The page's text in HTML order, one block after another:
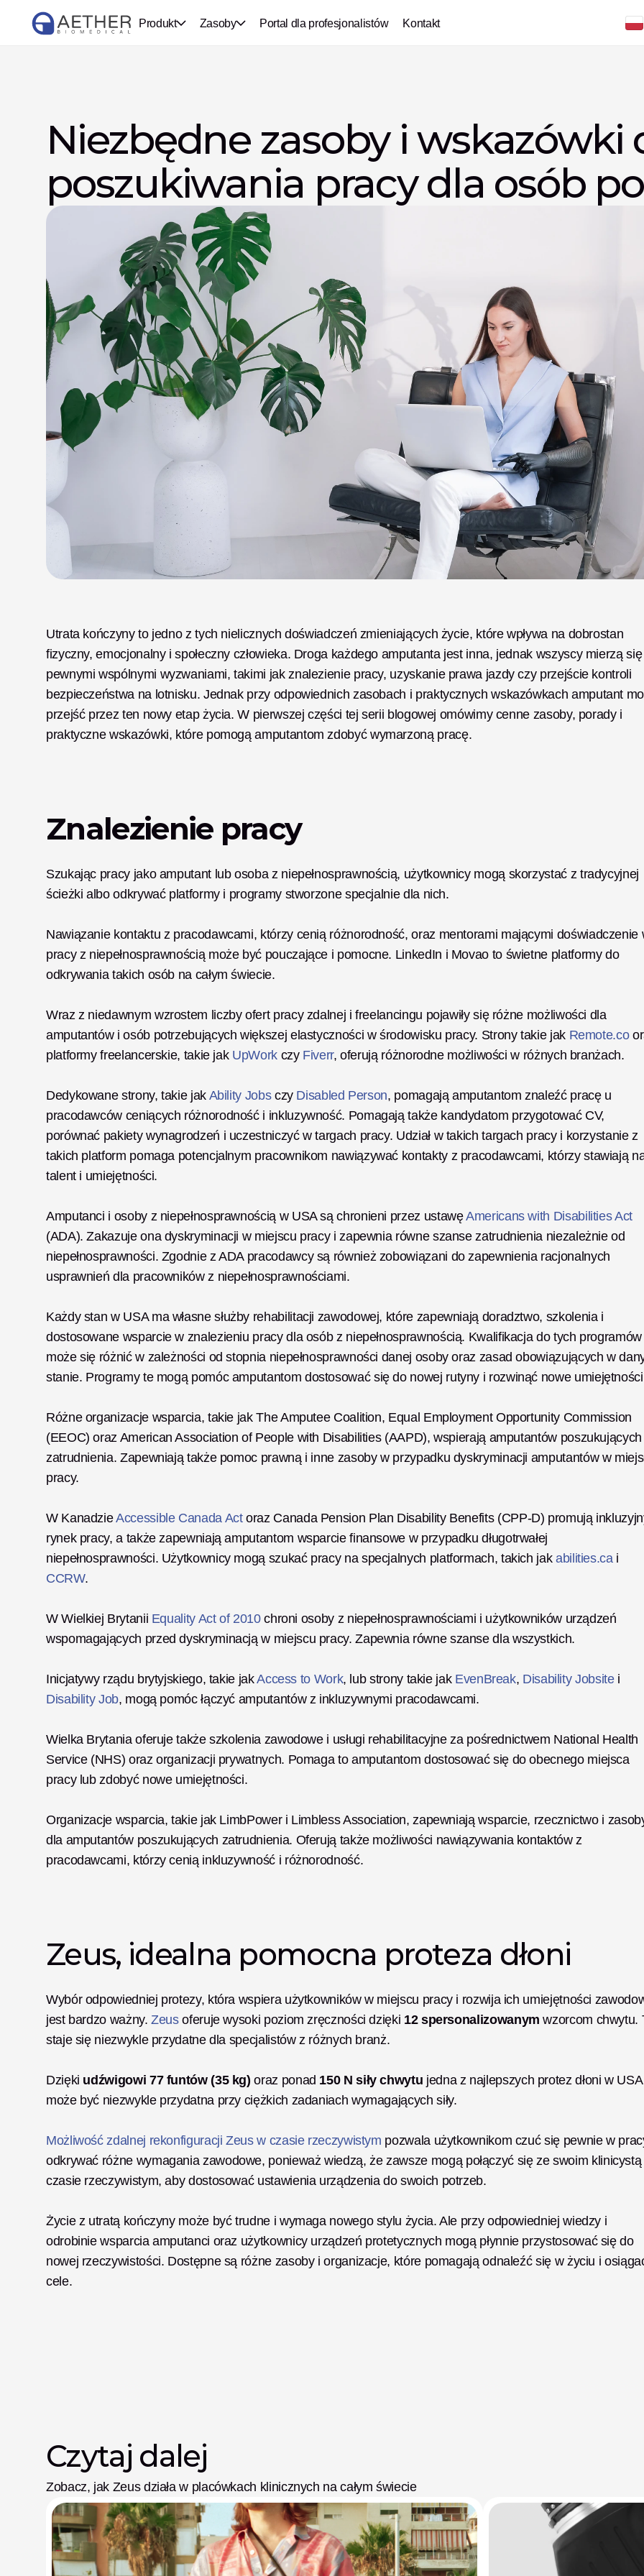
Produkt Zasoby Portal dla profesjonalistów Kontakt
Niezbędne zasoby i wskazówki
poszukiwania pracy dla osób
Utrata kończyny to jedno z tych nielicznych doświadczeń zmieniających życie, które wpływa na dobrostan
fizyczny, emocjonalny i społeczny człowieka. Droga każdego amputanta jest inna, jednak wszyscy mierzą
pewnymi wspólnymi wyzwaniami, takimi jak znalezienie pracy, uzyskanie prawa jazdy czy przejście kontroli
bezpieczeństwa na lotnisku. Jednak przy odpowiednich zasobach i praktycznych wskazówkach amputant
przejść przez ten nowy etap życia. W pierwszej części tej serii blogowej omówimy cenne zasoby, porady i
praktyczne wskazówki, które pomogą amputantom zdobyć wymarzoną pracę.
Znalezienie pracy
Szukając pracy jako amputant lub osoba z niepełnosprawnością, użytkownicy mogą skorzystać z tradycyjnej
ścieżki albo odkrywać platformy i programy stworzone specjalnie dla nich.
Nawiązanie kontaktu z pracodawcami, którzy cenią różnorodność, oraz mentorami mającymi doświadczenie
pracy z niepełnosprawnością może być pouczające i pomocne. LinkedIn i Movao to świetne platformy do
odkrywania takich osób na całym świecie.
Wraz z niedawnym wzrostem liczby ofert pracy zdalnej i freelancingu pojawiły się różne możliwości dla
amputantów i osób potrzebujących większej elastyczności w środowisku pracy. Strony takie jak Remote.co
platformy freelancerskie, takie jak UpWork czy Fiverr, oferują różnorodne możliwości w różnych branżach.
Dedykowane strony, takie jak Ability Jobs czy Disabled Person, pomagają amputantom znaleźć pracę u
pracodawców ceniących różnorodność i inkluzywność. Pomagają także kandydatom przygotować CV,
porównać pakiety wynagrodzeń i uczestniczyć w targach pracy. Udział w takich targach pracy i korzystanie z
takich platform pomaga potencjalnym pracownikom nawiązywać kontakty z pracodawcami, którzy stawiają
talent i umiejętności.
Amputanci i osoby z niepełnosprawnością w USA są chronieni przez ustawę Americans with Disabilities Act
(ADA). Zakazuje ona dyskryminacji w miejscu pracy i zapewnia równe szanse zatrudnienia niezależnie od
niepełnosprawności. Zgodnie z ADA pracodawcy są również zobowiązani do zapewnienia racjonalnych
usprawnień dla pracowników z niepełnosprawnościami.
Każdy stan w USA ma własne służby rehabilitacji zawodowej, które zapewniają doradztwo, szkolenia i
dostosowane wsparcie w znalezieniu pracy dla osób z niepełnosprawnością. Kwalifikacja do tych programów
może się różnić w zależności od stopnia niepełnosprawności danej osoby oraz zasad obowiązujących w
stanie. Programy te mogą pomóc amputantom dostosować się do nowej rutyny i rozwinąć nowe
Różne organizacje wsparcia, takie jak The Amputee Coalition, Equal Employment Opportunity Commission
(EEOC) oraz American Association of People with Disabilities (AAPD), wspierają amputantów poszukujących
zatrudnienia. Zapewniają także pomoc prawną i inne zasoby w przypadku dyskryminacji amputantów w
pracy.
W Kanadzie Accessible Canada Act oraz Canada Pension Plan Disability Benefits (CPP-D) promują
rynek pracy, a także zapewniają amputantom wsparcie finansowe w przypadku długotrwałej
niepełnosprawności. Użytkownicy mogą szukać pracy na specjalnych platformach, takich jak abilities.ca
CCRW.
W Wielkiej Brytanii Equality Act of 2010 chroni osoby z niepełnosprawnościami i użytkowników urządzeń
wspomagających przed dyskryminacją w miejscu pracy. Zapewnia równe szanse dla wszystkich.
Inicjatywy rządu brytyjskiego, takie jak Access to Work, lub strony takie jak EvenBreak, Disability Jobsite
Disability Job, mogą pomóc łączyć amputantów z inkluzywnymi pracodawcami.
Wielka Brytania oferuje także szkolenia zawodowe i usługi rehabilitacyjne za pośrednictwem National Health
Service (NHS) oraz organizacji prywatnych. Pomaga to amputantom dostosować się do obecnego miejsca
pracy lub zdobyć nowe umiejętności.
Organizacje wsparcia, takie jak LimbPower i Limbless Association, zapewniają wsparcie, rzecznictwo i
dla amputantów poszukujących zatrudnienia. Oferują także możliwości nawiązywania kontaktów z
pracodawcami, którzy cenią inkluzywność i różnorodność.
Zeus, idealna pomocna proteza dłoni
Wybór odpowiedniej protezy, która wspiera użytkowników w miejscu pracy i rozwija ich umiejętności
jest bardzo ważny. Zeus oferuje wysoki poziom zręczności dzięki 12 spersonalizowanym wzorcom chwytu.
staje się niezwykle przydatne dla specjalistów z różnych branż.
Dzięki udźwigowi 77 funtów (35 kg) oraz ponad 150 N siły chwytu jedna z najlepszych protez dłoni w USA
może być niezwykle przydatna przy ciężkich zadaniach wymagających siły.
Możliwość zdalnej rekonfiguracji Zeus w czasie rzeczywistym pozwala użytkownikom czuć się pewnie w
odkrywać różne wymagania zawodowe, ponieważ wiedzą, że zawsze mogą połączyć się ze swoim klinicystą
czasie rzeczywistym, aby dostosować ustawienia urządzenia do swoich potrzeb.
Życie z utratą kończyny może być trudne i wymaga nowego stylu życia. Ale przy odpowiedniej wiedzy i
odrobinie wsparcia amputanci oraz użytkownicy urządzeń protetycznych mogą płynnie przystosować się do
nowej rzeczywistości. Dostępne są różne zasoby i organizacje, które pomagają odnaleźć się w życiu i
cele.
Czytaj dalej
Zobacz, jak Zeus działa w placówkach klinicznych na całym świecie